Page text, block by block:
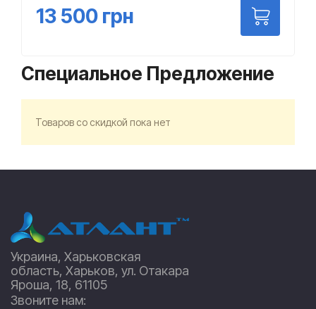
13 500 грн
Специальное Предложение
Товаров со скидкой пока нет
Украина, Харьковская
область, Харьков, ул. Отакара
Яроша, 18, 61105
Звоните нам: